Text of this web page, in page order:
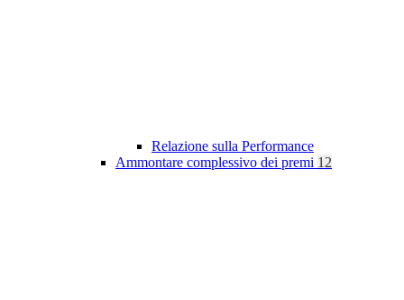
Relazione sulla Performance
Ammontare complessivo dei premi 12